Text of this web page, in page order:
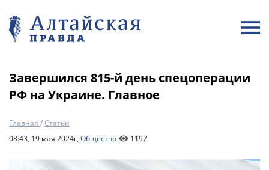
Завершился 815-й день спецоперации
РФ на Украине. Главное
Главная /Статьи
08:43, 19 мая 2024г, Общество 1197